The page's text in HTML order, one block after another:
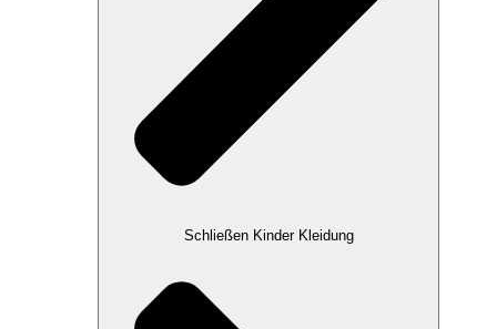
Schließen Kinder Kleidung